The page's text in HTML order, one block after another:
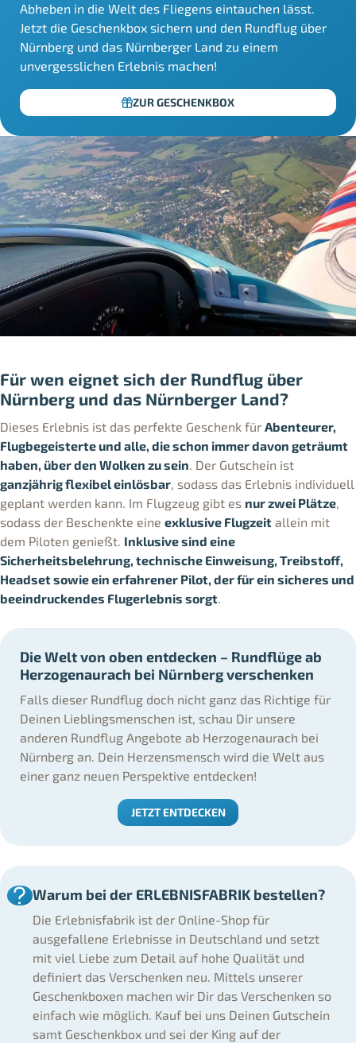
Abheben in die Welt des Fliegens eintauchen lässt.
Jetzt die Geschenkbox sichern und den Rundflug über
Nürnberg und das Nürnberger Land zu einem
unvergesslichen Erlebnis machen!
ZUR GESCHENKBOX
Für wen eignet sich der Rundflug über
Nürnberg und das Nürnberger Land?
Dieses Erlebnis ist das perfekte Geschenk für Abenteurer,
Flugbegeisterte und alle, die schon immer davon geträumt
haben, über den Wolken zu sein . Der Gutschein ist
ganzjährig flexibel einlösbar , sodass das Erlebnis individuell
geplant werden kann. Im Flugzeug gibt es nur zwei Plätze
sodass der Beschenkte eine exklusive Flugzeit allein mit
dem Piloten genießt. Inklusive sind eine
Sicherheitsbelehrung, technische Einweisung, Treibstoff,
Headset sowie ein erfahrener Pilot, der für ein sicheres und
beeindruckendes Flugerlebnis sorgt
Die Welt von oben entdecken – Rundflüge ab
Herzogenaurach bei Nürnberg verschenken
Falls dieser Rundflug doch nicht ganz das Richtige für
Deinen Lieblingsmenschen ist, schau Dir unsere
anderen Rundflug Angebote ab Herzogenaurach bei
Nürnberg an. Dein Herzensmensch wird die Welt aus
einer ganz neuen Perspektive entdecken!
JETZT ENTDECKEN
Warum bei der ERLEBNISFABRIK bestellen?
Die Erlebnisfabrik ist der Online-Shop für
ausgefallene Erlebnisse in Deutschland und setzt
mit viel Liebe zum Detail auf hohe Qualität und
definiert das Verschenken neu. Mittels unserer
Geschenkboxen machen wir Dir das Verschenken so
einfach wie möglich. Kauf bei uns Deinen Gutschein
samt Geschenkbox und sei der King auf der